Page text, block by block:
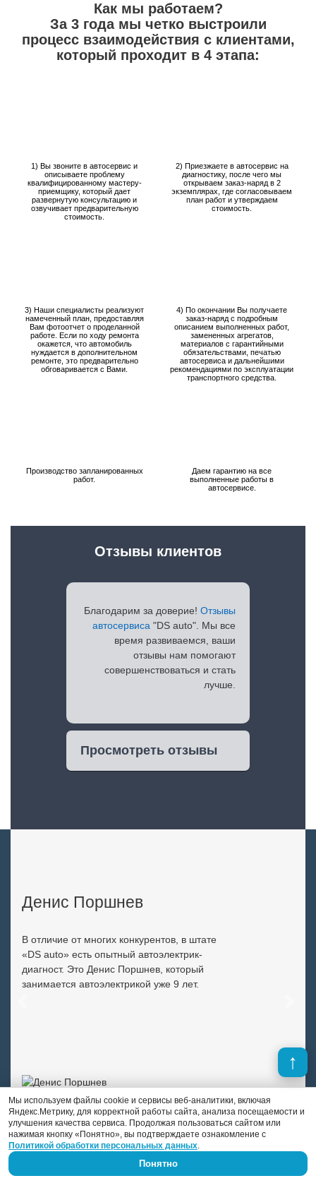
Как мы работаем?
За 3 года мы четко выстроили
процесс взаимодействия с клиентами,
который проходит в 4 этапа:
1) Вы звоните в автосервис и
описываете проблему
квалифицированному мастеру-
приемщику, который дает
развернутую консультацию и
озвучивает предварительную
стоимость.
2) Приезжаете в автосервис на
диагностику, после чего мы
открываем заказ-наряд в 2
экземплярах, где согласовываем
план работ и утверждаем
стоимость.
3) Наши специалисты реализуют
намеченный план, предоставляя
Вам фотоотчет о проделанной
работе. Если по ходу ремонта
окажется, что автомобиль
нуждается в дополнительном
ремонте, это предварительно
обговаривается с Вами.
4) По окончании Вы получаете
заказ-наряд с подробным
описанием выполненных работ,
замененных агрегатов,
материалов с гарантийными
обязательствами, печатью
автосервиса и дальнейшими
рекомендациями по эксплуатации
транспортного средства.
Производство запланированных
работ.
Даем гарантию на все
выполненные работы в
автосервисе.
Благодарим за доверие! Отзывы
автосервиса "DS auto". Мы все
время развиваемся, ваши
отзывы нам помогают
совершенствоваться и стать
лучше.
Просмотреть отзывы
Отзывы клиентов
Денис Поршнев
В отличие от многих конкурентов, в штате
«DS auto» есть опытный автоэлектрик-
диагност. Это Денис Поршнев, который
занимается автоэлектрикой уже 9 лет.
Мы используем файлы cookie и сервисы веб-аналитики, включая
Яндекс.Метрику, для корректной работы сайта, анализа посещаемости и
улучшения качества сервиса. Продолжая пользоваться сайтом или
нажимая кнопку «Понятно», вы подтверждаете ознакомление с
Политикой обработки персональных данных.
Понятно